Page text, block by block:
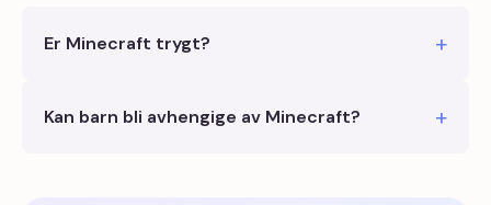
Er Minecraft trygt?
Kan barn bli avhengige av Minecraft?